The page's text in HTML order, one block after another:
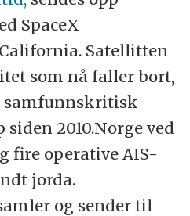
SpaceX
Satellitten
som nå faller bort,
samfunnskritisk
2010.Norge ved
fire operative AIS-
jorda.
og sender til